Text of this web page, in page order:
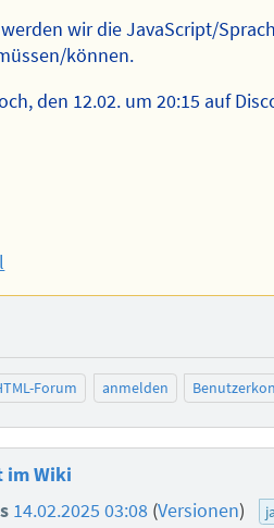
wir die JavaScript/
können.
den 12.02. um 20:15 auf
Forum anmelden
im Wiki
14.02.2025 03:08 (Versionen)